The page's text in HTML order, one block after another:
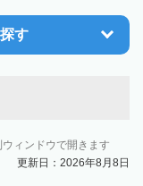
す
ィンドウで開きます
更新日：2026年8月8日